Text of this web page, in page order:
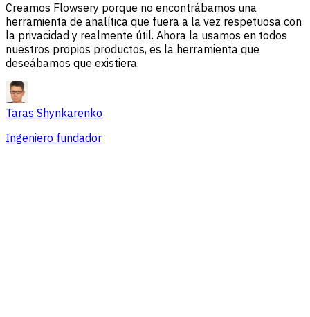
Creamos Flowsery porque no encontrábamos una
herramienta de analítica que fuera a la vez respetuosa con
la privacidad y realmente útil. Ahora la usamos en todos
nuestros propios productos, es la herramienta que
deseábamos que existiera.
Taras Shynkarenko
Ingeniero fundador
Resumen Problemas de sesión